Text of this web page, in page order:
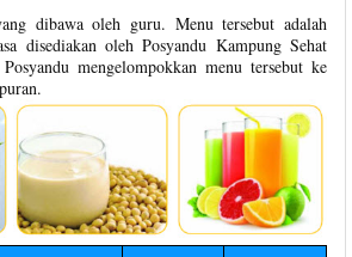
dibawa oleh guru. Menu tersebut adalah
disediakan oleh Posyandu Kampung Sehat
mengelompokkan menu tersebut ke